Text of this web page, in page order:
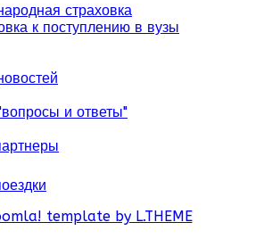
страховка
к поступлению в вузы
и ответы"
template by L.THEME